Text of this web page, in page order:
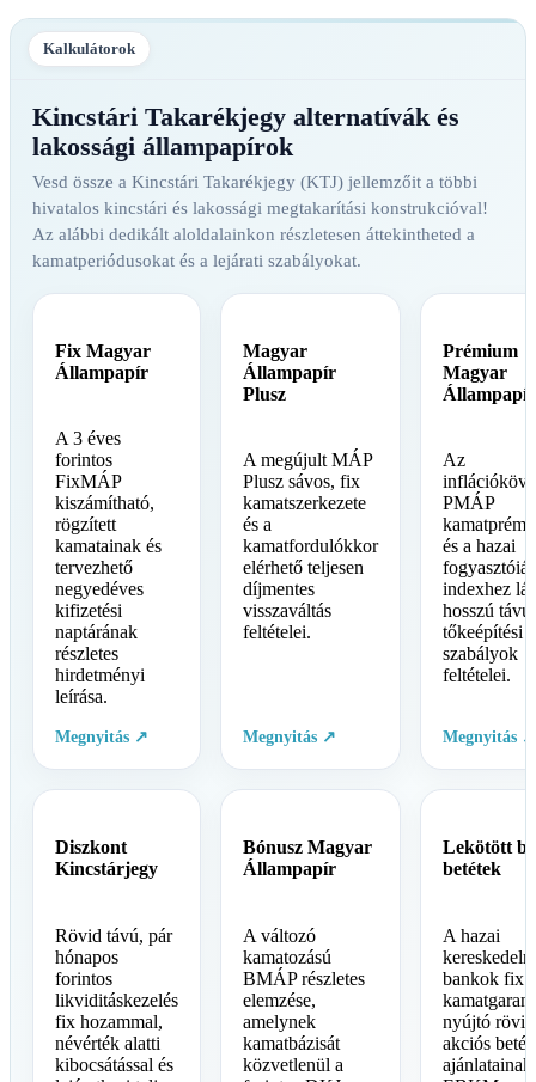
Kalkulátorok
Kincstári Takarékjegy alternatívák és
lakossági állampapírok
Vesd össze a Kincstári Takarékjegy (KTJ) jellemzőit a többi
hivatalos kincstári és lakossági megtakarítási konstrukcióval!
Az alábbi dedikált aloldalainkon részletesen áttekintheted a
kamatperiódusokat és a lejárati szabályokat.
Fix Magyar
Állampapír
A 3 éves
forintos
FixMÁP
kiszámítható,
rögzített
kamatainak és
tervezhető
negyedéves
kifizetési
naptárának
részletes
hirdetményi
leírása.
Megnyitás ↗
Magyar
Állampapír
Plusz
A megújult MÁP
Plusz sávos, fix
kamatszerkezete
és a
kamatfordulókkor
elérhető teljesen
díjmentes
visszaváltás
feltételei.
Megnyitás ↗
Prémium
Magyar
Állampapír
Az
PMÁP
és a hazai
indexhez
hosszú távú
tőkeépítési
szabályok
feltételei.
Megnyitás ↗
Diszkont
Kincstárjegy
Rövid távú, pár
hónapos
forintos
likviditáskezelés
fix hozammal,
névérték alatti
kibocsátással és
Bónusz Magyar
Állampapír
A változó
kamatozású
BMÁP részletes
elemzése,
amelynek
kamatbázisát
közvetlenül a
Lekötött
betétek
A hazai
bankok fix
nyújtó
akciós betéti
ajánlatainak